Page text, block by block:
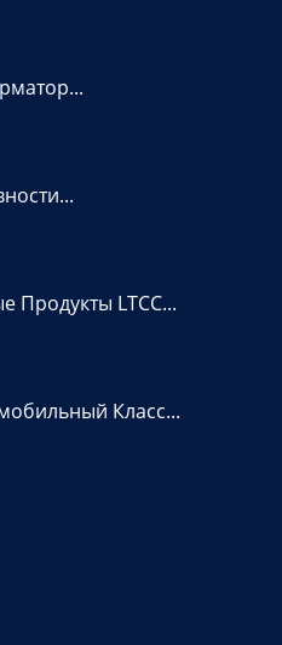
Продукты LTCC...
Класс...